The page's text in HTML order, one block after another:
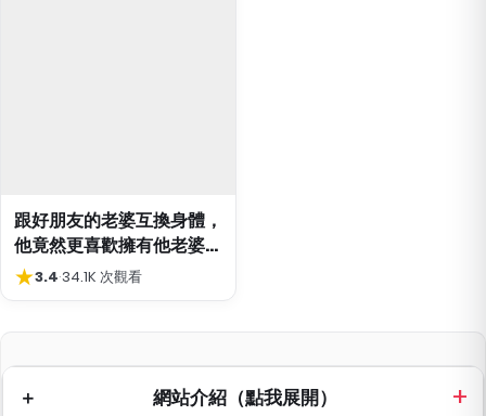
跟好朋友的老婆互換身體，
他竟然更喜歡擁有他老婆身
體的我？！
★3.4·34.1K 次觀看
網站介紹（點我展開）